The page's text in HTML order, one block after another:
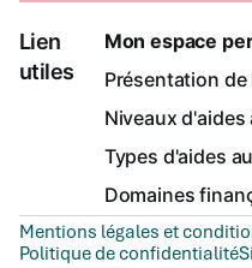
Lien
utiles
Mon espace
Présentation
Niveaux
Types d'aides
Domaines
Mentions légales et
Politique de confidentialité